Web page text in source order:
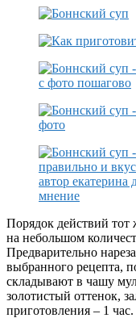
Порядок действий тот
на небольшом
Предварительно
выбранного рецепта,
складывают в чашу
золотистый оттенок,
приготовления – 1 час.